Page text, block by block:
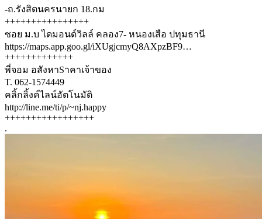
-ถ.รังสิตนครนายก 18.กม
++++++++++++++++
ซอย ม.บ ไดมอนด์วิลล์ คลอง7- หนองเสือ ปทุมธานี
https://maps.app.goo.gl/iXUgjcmyQ8AXpzBF9…
+++++++++++++
พี่จอม อสังหาSาคาเจ้าของ
T. 062-1574449
คลิ้กลิ้งค์ไลน์อัตโนมัติ
http://line.me/ti/p/~nj.happy
+++++++++++++++++
.